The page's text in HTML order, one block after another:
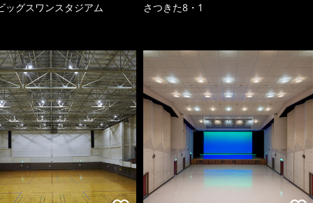
ッグスワンスタジアム さつきた8・1